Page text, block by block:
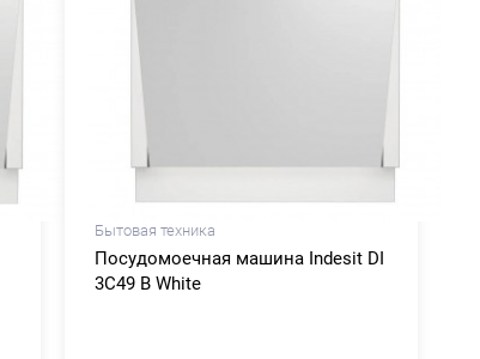
Бытовая техника
Посудомоечная машина Indesit DI
3C49 B White